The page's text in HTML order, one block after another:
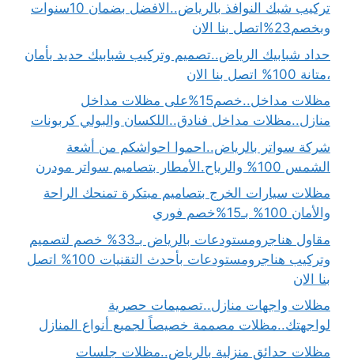
تركيب شبك النوافذ بالرياض..الافضل بضمان 10سنوات
وبخصم23%اتصل بنا الان
حداد شبابيك الرياض..تصميم وتركيب شبابيك حديد بأمان
،متانة 100% اتصل بنا الان
مظلات مداخل..خصم15%على مظلات مداخل
منازل..مظلات مداخل فنادق..اللكسان والبولي كربونات
شركة سواتر بالرياض..احموا احواشكم من أشعة
الشمس 100% والرياح.الأمطار بتصاميم سواتر مودرن
مظلات سيارات الخرج بتصاميم مبتكرة تمنحك الراحة
والأمان 100% بـ15%خصم فوري
مقاول هناجرومستودعات بالرياض بـ33% خصم لتصميم
وتركيب هناجرومستودعات بأحدث التقنيات 100% اتصل
بنا الان
مظلات واجهات منازل..تصميمات حصرية
لواجهتك..مظلات مصممة خصيصاً لجميع أنواع المنازل
مظلات حدائق منزلية بالرياض..مظلات جلسات